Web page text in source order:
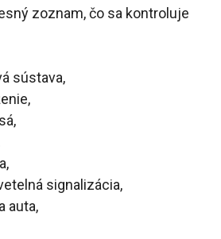
zoznam, čo sa kontroluje
sústava,
signalizácia,
auta,